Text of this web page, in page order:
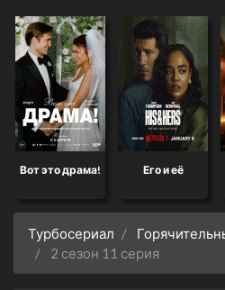
Вот это драма! Его и её
Турбосериал
2 сезон 11 серия